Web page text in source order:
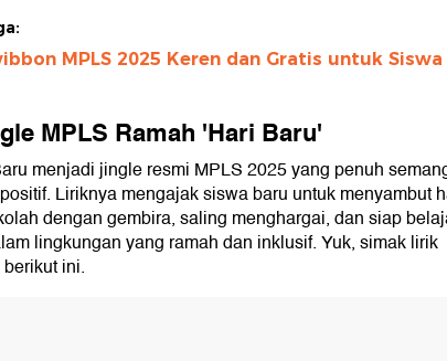
MPLS 2025 Keren dan Gratis untuk Siswa
MPLS Ramah 'Hari Baru'
menjadi jingle resmi MPLS 2025 yang penuh
Liriknya mengajak siswa baru untuk menyambut
dengan gembira, saling menghargai, dan siap
lingkungan yang ramah dan inklusif. Yuk, simak lirik
ini.